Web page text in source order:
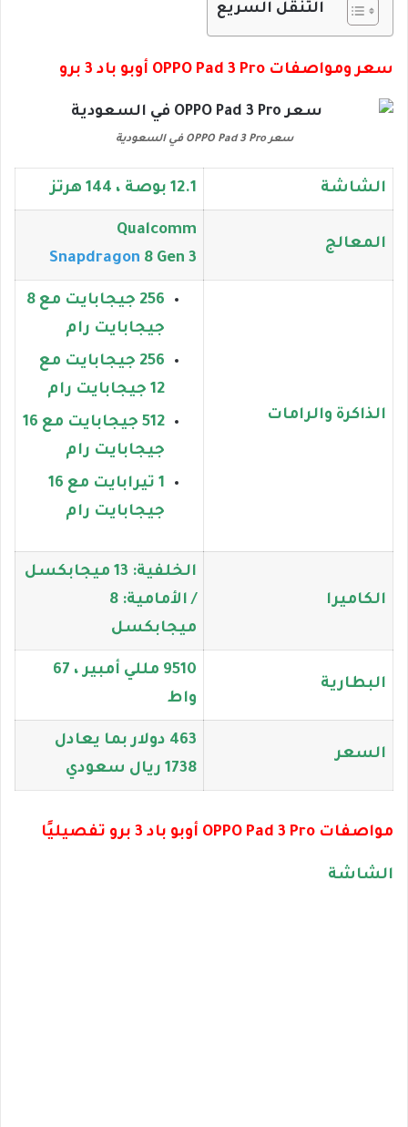
التنقل السريع
سعر ومواصفات OPPO Pad 3 Pro أوبو باد 3 برو
سعر OPPO Pad 3 Pro في السعودية
الشاشة 12.1 بوصة ، 144 هرتز
المعالج
Qualcomm
Snapdragon 8 Gen 3
الذاكرة والرامات
256 جيجابايت مع 8
جيجابايت رام
256 جيجابايت مع
12 جيجابايت رام
512 جيجابايت مع 16
جيجابايت رام
1 تيرابايت مع 16
جيجابايت رام
الكاميرا
الخلفية: 13 ميجابكسل
/ الأمامية: 8
ميجابكسل
البطارية
9510 مللي أمبير ، 67
واط
السعر
463 دولار بما يعادل
1738 ريال سعودي
مواصفات OPPO Pad 3 Pro أوبو باد 3 برو تفصيليًا
الشاشة